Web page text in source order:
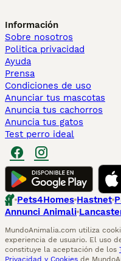
Información
Sobre nosotros
Politica privacidad
Ayuda
Prensa
Condiciones de uso
Anunciar tus mascotas
Anuncia tus cachorros
Anuncia tus gatos
Test perro ideal
Pets4Homes Hastnet
Annunci Animali
MundoAnimalia.com utiliza
experiencia de usuario. El uso
constituye la aceptación de los